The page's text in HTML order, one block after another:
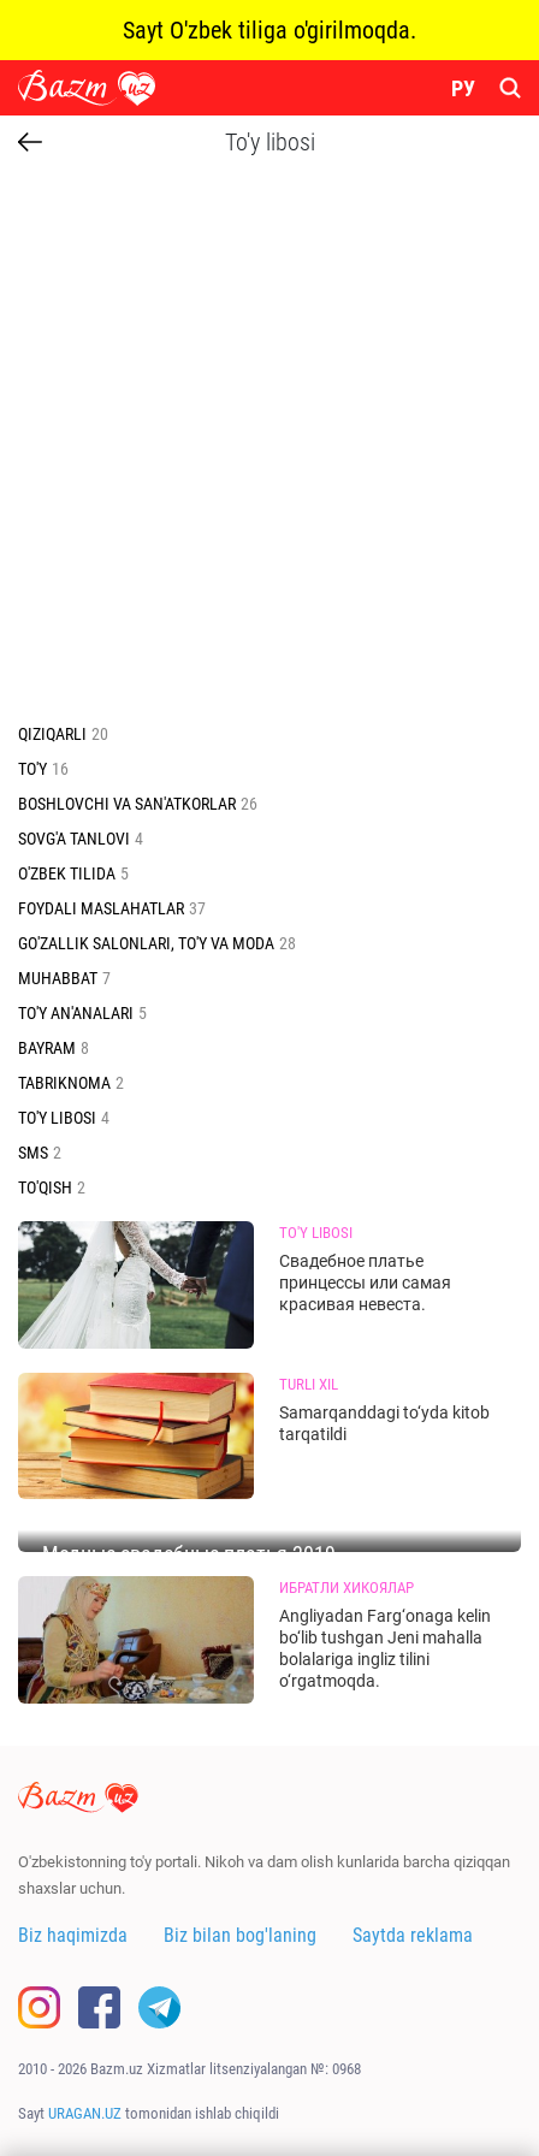
Sayt O'zbek tiliga o'girilmoqda.
РУ
To'y libosi
QIZIQARLI 20
TO'Y 16
BOSHLOVCHI VA SAN'ATKORLAR 26
SOVG'A TANLOVI 4
O'ZBEK TILIDA 5
FOYDALI MASLAHATLAR 37
GO'ZALLIK SALONLARI, TO'Y VA MODA 28
MUHABBAT 7
TO'Y AN'ANALARI 5
BAYRAM 8
TABRIKNOMA 2
TO'Y LIBOSI 4
SMS 2
TO'QISH 2
TO'Y LIBOSI
Свадебное платье
принцессы или самая
красивая невеста.
TURLI XIL
Samarqanddagi to‘yda kitob
tarqatildi
Модные свадебные платья 2019
KIYIMLAR ИБРАТЛИ ХИКОЯЛАР
Angliyadan Farg‘onaga kelin
bo‘lib tushgan Jeni mahalla
bolalariga ingliz tilini
o‘rgatmoqda.
O'zbekistonning to'y portali. Nikoh va dam olish kunlarida barcha qiziqqan
shaxslar uchun.
Biz haqimizda Biz bilan bog'laning Saytda reklama
2010 - 2026 Bazm.uz Xizmatlar litsenziyalangan №: 0968
Sayt URAGAN.UZ tomonidan ishlab chiqildi